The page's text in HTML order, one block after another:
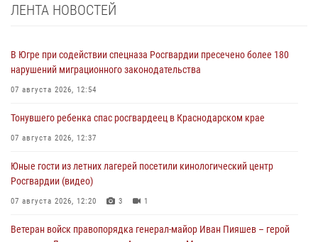
ЛЕНТА НОВОСТЕЙ
В Югре при содействии спецназа Росгвардии пресечено более 180
нарушений миграционного законодательства
07 августа 2026, 12:54
Тонувшего ребенка спас росгвардеец в Краснодарском крае
07 августа 2026, 12:37
Юные гости из летних лагерей посетили кинологический центр
Росгвардии (видео)
07 августа 2026, 12:20 3 1
Ветеран войск правопорядка генерал-майор Иван Пияшев – герой